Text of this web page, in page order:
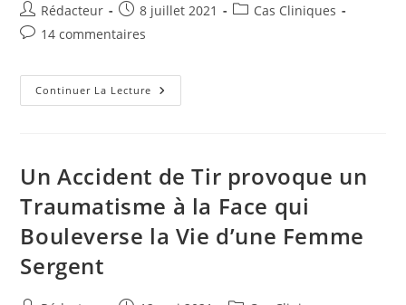
Auteur/autrice
de
Rédacteur
Publication
publiée :
8 juillet 2021
PostCas Cliniques
Commentaires
la
publication :
14 commentaires
Continuer La Lecture Le
Bruxisme
Un Accident de Tir provoque un
Traumatisme à la Face qui
Bouleverse la Vie d’une Femme
Sergent